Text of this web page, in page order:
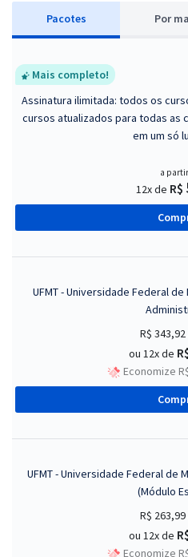
Pacotes Por
Mais completo!
Assinatura ilimitada: todos os
cursos atualizados para todas as
em um só
a
12x de R$
UFMT - Universidade Federal
R$ 343,92
ou 12x de
Economize
UFMT - Universidade Federal de
(Módulo
R$ 263,99
ou 12x de
Economize